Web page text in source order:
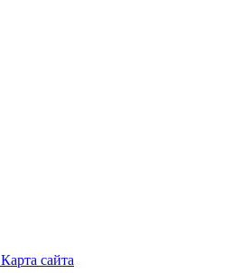
Карта сайта